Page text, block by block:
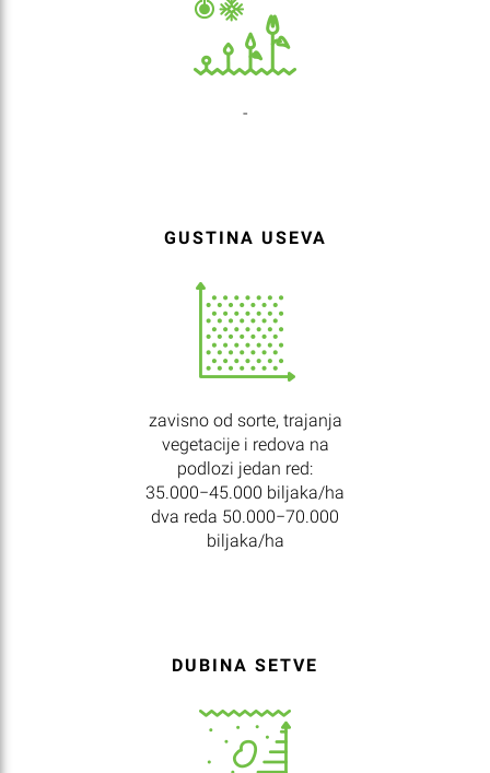
-
GUSTINA USEVA
zavisno od sorte, trajanja
vegetacije i redova na
podlozi jedan red:
35.000−45.000 biljaka/ha
dva reda 50.000−70.000
biljaka/ha
DUBINA SETVE